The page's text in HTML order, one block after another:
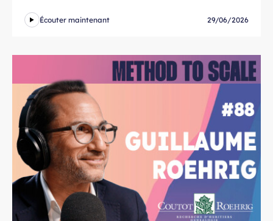
Écouter maintenant 29/06/2026